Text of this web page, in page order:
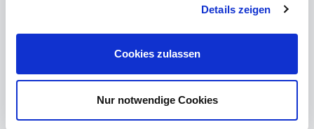
Details zeigen
Cookies zulassen
Nur notwendige Cookies
Einzelhandel, Ladenlokal
Objekt-ID 01897 Nutzfläche ca. 8,65 m²